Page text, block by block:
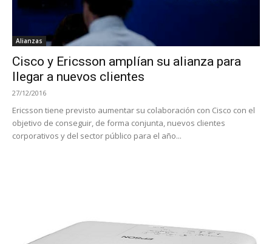
Alianzas
Cisco y Ericsson amplían su alianza para
llegar a nuevos clientes
27/12/2016
Ericsson tiene previsto aumentar su colaboración con Cisco con el
objetivo de conseguir, de forma conjunta, nuevos clientes
corporativos y del sector público para el año...